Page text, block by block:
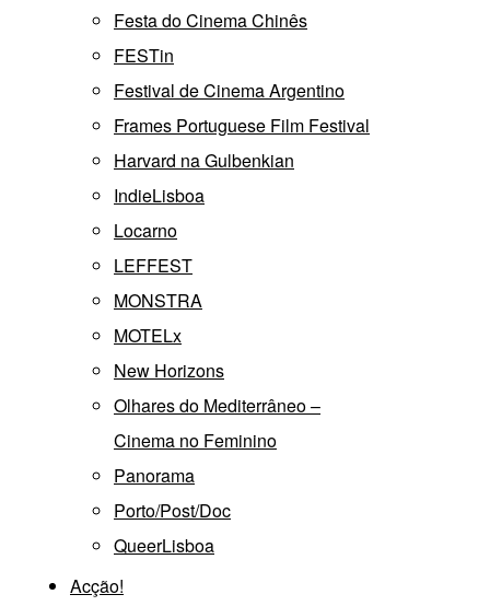
Festa do Cinema Chinês
FESTin
Festival de Cinema Argentino
Frames Portuguese Film Festival
Harvard na Gulbenkian
IndieLisboa
Locarno
LEFFEST
MONSTRA
MOTELx
New Horizons
Olhares do Mediterrâneo –
Cinema no Feminino
Panorama
Porto/Post/Doc
QueerLisboa
Acção!